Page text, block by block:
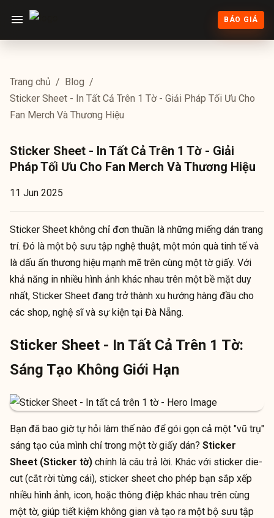
BÁO GIÁ
Trang chủ / Blog /
Sticker Sheet - In Tất Cả Trên 1 Tờ - Giải Pháp Tối Ưu Cho
Fan Merch Và Thương Hiệu
Sticker Sheet - In Tất Cả Trên 1 Tờ - Giải
Pháp Tối Ưu Cho Fan Merch Và Thương Hiệu
11 Jun 2025
Sticker Sheet không chỉ đơn thuần là những miếng dán trang
trí. Đó là một bộ sưu tập nghệ thuật, một món quà tinh tế và
là dấu ấn thương hiệu mạnh mẽ trên cùng một tờ giấy. Với
khả năng in nhiều hình ảnh khác nhau trên một bề mặt duy
nhất, Sticker Sheet đang trở thành xu hướng hàng đầu cho
các shop, nghệ sĩ và sự kiện tại Đà Nẵng.
Sticker Sheet - In Tất Cả Trên 1 Tờ:
Sáng Tạo Không Giới Hạn
Bạn đã bao giờ tự hỏi làm thế nào để gói gọn cả một "vũ trụ"
sáng tạo của mình chỉ trong một tờ giấy dán? Sticker
Sheet (Sticker tờ) chính là câu trả lời. Khác với sticker die-
cut (cắt rời từng cái), sticker sheet cho phép bạn sắp xếp
nhiều hình ảnh, icon, hoặc thông điệp khác nhau trên cùng
một tờ, giúp tiết kiệm không gian và tạo ra một bộ sưu tập